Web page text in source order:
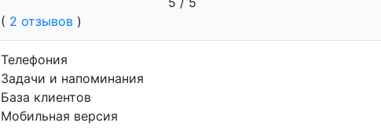
( 2 отзывов )
Телефония
Задачи и напоминания
База клиентов
Мобильная версия